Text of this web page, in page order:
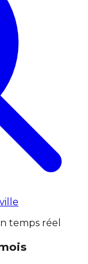
temps réel